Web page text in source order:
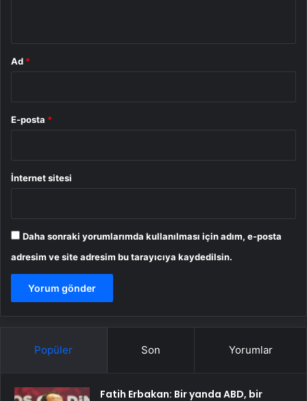
Ad *
E-posta *
İnternet sitesi
Daha sonraki yorumlarımda kullanılması için adım, e-posta
adresim ve site adresim bu tarayıcıya kaydedilsin.
Popüler Son Yorumlar
Fatih Erbakan: Bir yanda ABD, bir